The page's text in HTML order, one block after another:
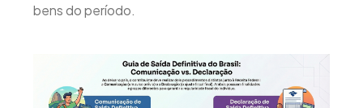
bens do período.